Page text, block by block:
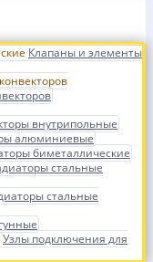
Клапаны и элементы
внутрипольные
алюминиевые
биметаллические
стальные
стальные
Узлы подключения для